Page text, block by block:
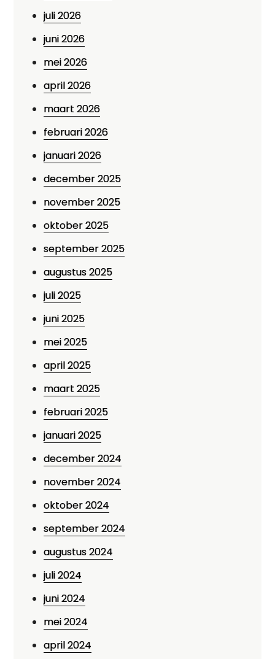
juli 2026
juni 2026
mei 2026
april 2026
maart 2026
februari 2026
januari 2026
december 2025
november 2025
oktober 2025
september 2025
augustus 2025
juli 2025
juni 2025
mei 2025
april 2025
maart 2025
februari 2025
januari 2025
december 2024
november 2024
oktober 2024
september 2024
augustus 2024
juli 2024
juni 2024
mei 2024
april 2024